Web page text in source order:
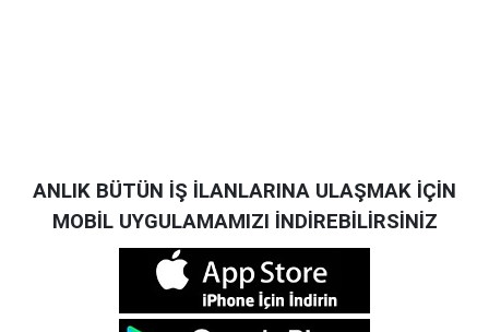
ANLIK BÜTÜN İŞ İLANLARINA ULAŞMAK İÇİN
MOBİL UYGULAMAMIZI İNDİREBİLİRSİNİZ